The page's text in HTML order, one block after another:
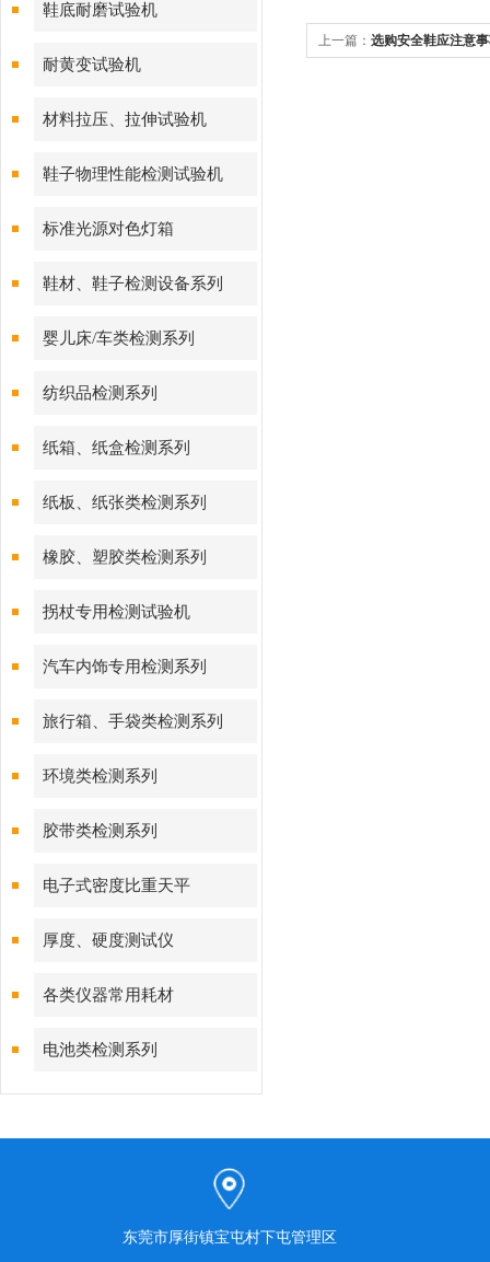
鞋底耐磨试验机
耐黄变试验机
材料拉压、拉伸试验机
鞋子物理性能检测试验机
标准光源对色灯箱
鞋材、鞋子检测设备系列
婴儿床/车类检测系列
纺织品检测系列
纸箱、纸盒检测系列
纸板、纸张类检测系列
橡胶、塑胶类检测系列
拐杖专用检测试验机
汽车内饰专用检测系列
旅行箱、手袋类检测系列
环境类检测系列
胶带类检测系列
电子式密度比重天平
厚度、硬度测试仪
各类仪器常用耗材
电池类检测系列
上一篇： 选购安全鞋应注意
东莞市厚街镇宝屯村下屯管理区